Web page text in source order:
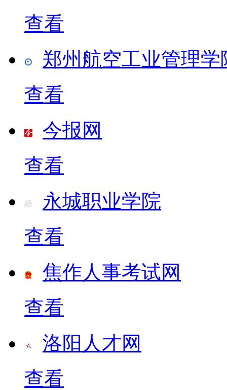
查看
郑州航空工业管理学
查看
今报网
查看
永城职业学院
查看
焦作人事考试网
查看
洛阳人才网
查看